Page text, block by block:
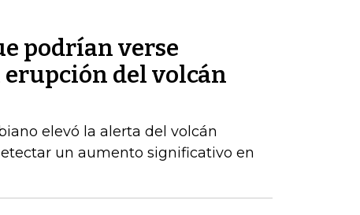
podrían verse
del volcán
elevó la alerta del volcán
un aumento significativo en